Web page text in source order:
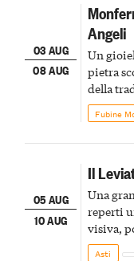
03 AUG
08 AUG
Angeli
Un
pietra
della
Fubine
05 AUG
10 AUG
Il
Una
reperti
visiva,
della
Asti